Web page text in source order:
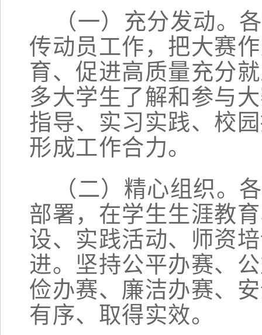
（一）充分发动。 各
传动员工作，把大赛
育、促进高质量充分
多大学生了解和参与
指导、实习实践、校
形成工作合力。
（二）精心组织。 各
部署，在学生生涯教
设、实践活动、师资
进。坚持公平办赛、
俭办赛、廉洁办赛、
有序、取得实效。